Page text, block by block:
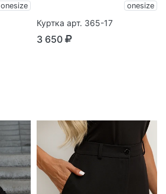
onesize onesize
Куртка арт. 365-17
3 650